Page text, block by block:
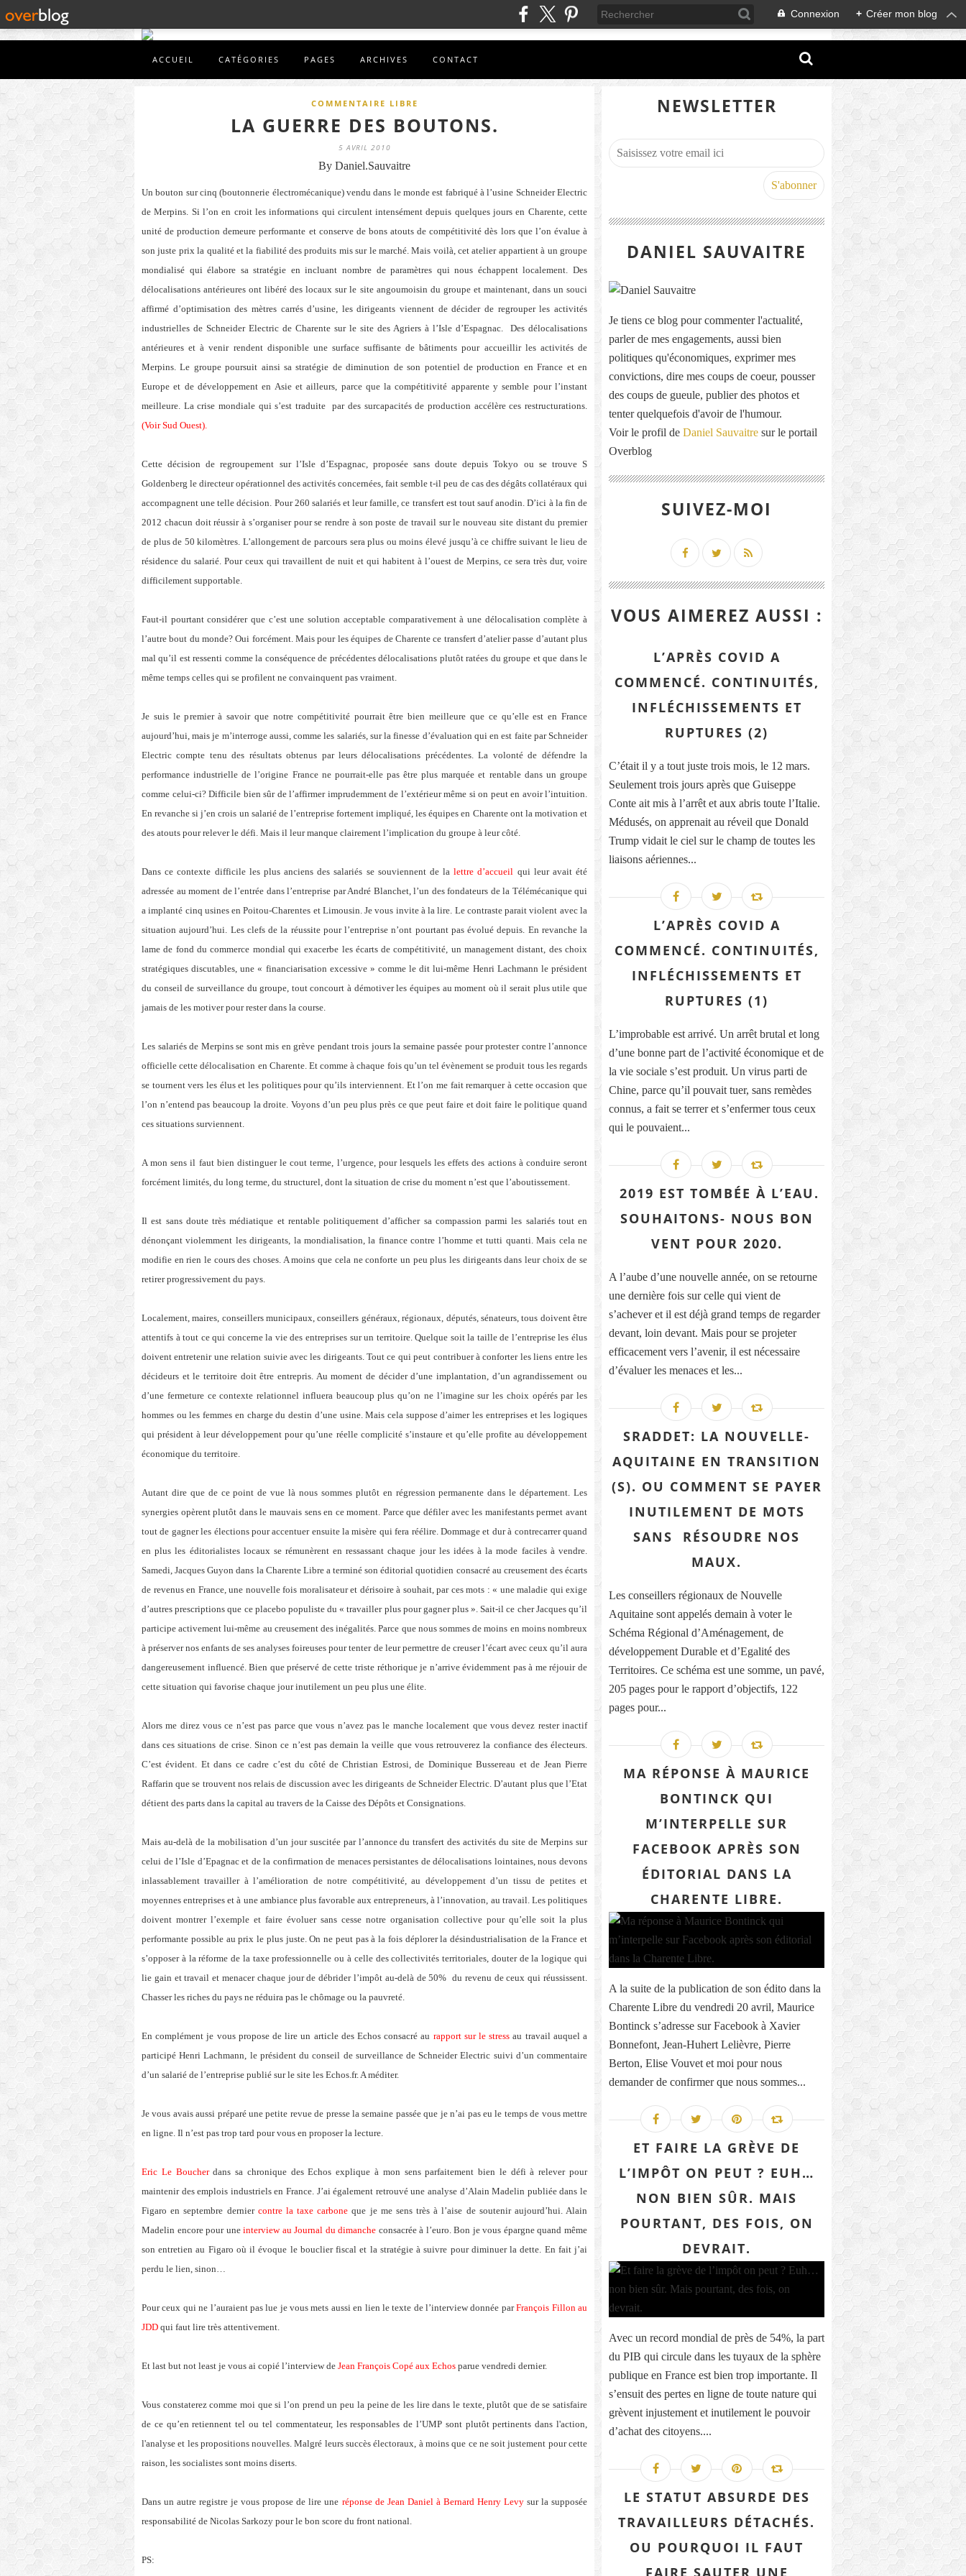
Connexion + Créer mon blog
ACCUEIL CATÉGORIES PAGES ARCHIVES CONTACT
COMMENTAIRE LIBRE
LA GUERRE DES BOUTONS.
5 AVRIL 2010
By Daniel.Sauvaitre
Un bouton sur cinq (boutonnerie électromécanique) vendu dans le monde est fabriqué à l’usine Schneider Electric
de Merpins. Si l’on en croit les informations qui circulent intensément depuis quelques jours en Charente, cette
unité de production demeure performante et conserve de bons atouts de compétitivité dès lors que l’on évalue à
son juste prix la qualité et la fiabilité des produits mis sur le marché. Mais voilà, cet atelier appartient à un groupe
mondialisé qui élabore sa stratégie en incluant nombre de paramètres qui nous échappent localement. Des
délocalisations antérieures ont libéré des locaux sur le site angoumoisin du groupe et maintenant, dans un souci
affirmé d’optimisation des mètres carrés d’usine, les dirigeants viennent de décider de regrouper les activités
industrielles de Schneider Electric de Charente sur le site des Agriers à l’Isle d’Espagnac.
Des délocalisations
antérieures et à venir rendent disponible une surface suffisante de bâtiments pour accueillir les activités de
Merpins. Le groupe poursuit ainsi sa stratégie de diminution de son potentiel de production en France et en
Europe et de développement en Asie et ailleurs, parce que la compétitivité apparente y semble pour l’instant
meilleure. La crise mondiale qui s’est traduite
par des surcapacités de production accélère ces restructurations.
(Voir Sud Ouest).
Cette décision de regroupement sur l’Isle d’Espagnac, proposée sans doute depuis Tokyo ou se trouve S
Goldenberg le directeur opérationnel des activités concernées, fait semble t-il peu de cas des dégâts collatéraux qui
accompagnent une telle décision. Pour 260 salariés et leur famille, ce transfert est tout sauf anodin. D’ici à la fin de
2012 chacun doit réussir à s’organiser pour se rendre à son poste de travail sur le nouveau site distant du premier
de plus de 50 kilomètres. L’allongement de parcours sera plus ou moins élevé jusqu’à ce chiffre suivant le lieu de
résidence du salarié. Pour ceux qui travaillent de nuit et qui habitent à l’ouest de Merpins, ce sera très dur, voire
difficilement supportable.
Faut-il pourtant considérer que c’est une solution acceptable comparativement à une délocalisation complète à
l’autre bout du monde? Oui forcément. Mais pour les équipes de Charente ce transfert d’atelier passe d’autant plus
mal qu’il est ressenti comme la conséquence de précédentes délocalisations plutôt ratées du groupe et que dans le
même temps celles qui se profilent ne convainquent pas vraiment.
Je suis le premier à savoir que notre compétitivité pourrait être bien meilleure que ce qu’elle est en France
aujourd’hui, mais je m’interroge aussi, comme les salariés, sur la finesse d’évaluation qui en est faite par Schneider
Electric compte tenu des résultats obtenus par leurs délocalisations précédentes. La volonté de défendre la
performance industrielle de l’origine France ne pourrait-elle pas être plus marquée et rentable dans un groupe
comme celui-ci? Difficile bien sûr de l’affirmer imprudemment de l’extérieur même si on peut en avoir l’intuition.
En revanche si j’en crois un salarié de l’entreprise fortement impliqué, les équipes en Charente ont la motivation et
des atouts pour relever le défi. Mais il leur manque clairement l’implication du groupe à leur côté.
Dans ce contexte difficile les plus anciens des salariés se souviennent de lalettre d’accueil qui leur avait été
adressée au moment de l’entrée dans l’entreprise par André Blanchet, l’un des fondateurs de la Télémécanique qui
a implanté cinq usines en Poitou-Charentes et Limousin. Je vous invite à la lire. Le contraste parait violent avec la
situation aujourd’hui. Les clefs de la réussite pour l’entreprise n’ont pourtant pas évolué depuis. En revanche la
lame de fond du commerce mondial qui exacerbe les écarts de compétitivité, un management distant, des choix
stratégiques discutables, une « financiarisation excessive » comme le dit lui-même Henri Lachmann le président
du conseil de surveillance du groupe, tout concourt à démotiver les équipes au moment où il serait plus utile que
jamais de les motiver pour rester dans la course.
Les salariés de Merpins se sont mis en grève pendant trois jours la semaine passée pour protester contre l’annonce
officielle cette délocalisation en Charente. Et comme à chaque fois qu’un tel évènement se produit tous les regards
se tournent vers les élus et les politiques pour qu’ils interviennent. Et l’on me fait remarquer à cette occasion que
l’on n’entend pas beaucoup la droite. Voyons d’un peu plus près ce que peut faire et doit faire le politique quand
ces situations surviennent.
A mon sens il faut bien distinguer le cout terme, l’urgence, pour lesquels les effets des actions à conduire seront
forcément limités, du long terme, du structurel, dont la situation de crise du moment n’est que l’aboutissement.
Il est sans doute très médiatique et rentable politiquement d’afficher sa compassion parmi les salariés tout en
dénonçant violemment les dirigeants, la mondialisation, la finance contre l’homme et tutti quanti. Mais cela ne
modifie en rien le cours des choses. A moins que cela ne conforte un peu plus les dirigeants dans leur choix de se
retirer progressivement du pays.
Localement, maires, conseillers municipaux, conseillers généraux, régionaux, députés, sénateurs, tous doivent être
attentifs à tout ce qui concerne la vie des entreprises sur un territoire. Quelque soit la taille de l’entreprise les élus
doivent entretenir une relation suivie avec les dirigeants. Tout ce qui peut contribuer à conforter les liens entre les
décideurs et le territoire doit être entrepris. Au moment de décider d’une implantation, d’un agrandissement ou
d’une fermeture ce contexte relationnel influera beaucoup plus qu’on ne l’imagine sur les choix opérés par les
hommes ou les femmes en charge du destin d’une usine. Mais cela suppose d’aimer les entreprises et les logiques
qui président à leur développement pour qu’une réelle complicité s’instaure et qu’elle profite au développement
économique du territoire.
Autant dire que de ce point de vue là nous sommes plutôt en régression permanente dans le département. Les
synergies opèrent plutôt dans le mauvais sens en ce moment. Parce que défiler avec les manifestants permet avant
tout de gagner les élections pour accentuer ensuite la misère qui fera réélire. Dommage et dur à contrecarrer quand
en plus les éditorialistes locaux se rémunèrent en ressassant chaque jour les idées à la mode faciles à vendre.
Samedi, Jacques Guyon dans la Charente Libre a terminé son éditorial quotidien consacré au creusement des écarts
de revenus en France, une nouvelle fois moralisateur et dérisoire à souhait, par ces mots : « une maladie qui exige
d’autres prescriptions que ce placebo populiste du « travailler plus pour gagner plus ». Sait-il ce cher Jacques qu’il
participe activement lui-même au creusement des inégalités. Parce que nous sommes de moins en moins nombreux
à préserver nos enfants de ses analyses foireuses pour tenter de leur permettre de creuser l’écart avec ceux qu’il aura
dangereusement influencé. Bien que préservé de cette triste réthorique je n’arrive évidemment pas à me réjouir de
cette situation qui favorise chaque jour inutilement un peu plus une élite.
Alors me direz vous ce n’est pas parce que vous n’avez pas le manche localement que vous devez rester inactif
dans ces situations de crise. Sinon ce n’est pas demain la veille que vous retrouverez la confiance des électeurs.
C’est évident. Et dans ce cadre c’est du côté de Christian Estrosi, de Dominique Bussereau et de Jean Pierre
Raffarin que se trouvent nos relais de discussion avec les dirigeants de Schneider Electric. D’autant plus que l’Etat
détient des parts dans la capital au travers de la Caisse des Dépôts et Consignations.
Mais au-delà de la mobilisation d’un jour suscitée par l’annonce du transfert des activités du site de Merpins sur
celui de l’Isle d’Epagnac et de la confirmation de menaces persistantes de délocalisations lointaines, nous devons
inlassablement travailler à l’amélioration de notre compétitivité, au développement d’un tissu de petites et
moyennes entreprises et à une ambiance plus favorable aux entrepreneurs, à l’innovation, au travail. Les politiques
doivent montrer l’exemple et faire évoluer sans cesse notre organisation collective pour qu’elle soit la plus
performante possible au prix le plus juste. On ne peut pas à la fois déplorer la désindustrialisation de la France et
s’opposer à la réforme de la taxe professionnelle ou à celle des collectivités territoriales, douter de la logique qui
lie gain et travail et menacer chaque jour de débrider l’impôt au-delà de 50% du revenu de ceux qui réussissent.
Chasser les riches du pays ne réduira pas le chômage ou la pauvreté.
En complément je vous propose de lire un article des Echos consacré au rapport sur le stress au travail auquel a
participé Henri Lachmann, le président du conseil de surveillance de Schneider Electric suivi d’un commentaire
d’un salarié de l’entreprise publié sur le site les Echos.fr. A méditer.
Je vous avais aussi préparé une petite revue de presse la semaine passée que je n’ai pas eu le temps de vous mettre
en ligne. Il n’est pas trop tard pour vous en proposer la lecture.
Eric Le Boucherdans sa chronique des Echos explique à mon sens parfaitement bien le défi à relever pour
maintenir des emplois industriels en France. J’ai également retrouvé une analyse d’Alain Madelin publiée dans le
Figaro en septembre dernier contre la taxe carbone que je me sens très à l’aise de soutenir aujourd’hui. Alain
Madelin encore pour uneinterview au Journal du dimanche consacrée à l’euro. Bon je vous épargne quand même
son entretien au Figaro où il évoque le bouclier fiscal et la stratégie à suivre pour diminuer la dette. En fait j’ai
perdu le lien, sinon…
Pour ceux qui ne l’auraient pas lue je vous mets aussi en lien le texte de l’interview donnée parFrançois Fillon au
JDD qui faut lire très attentivement.
Et last but not least je vous ai copié l’interview de Jean François Copé aux Echos parue vendredi dernier.
Vous constaterez comme moi que si l’on prend un peu la peine de les lire dans le texte, plutôt que de se satisfaire
de ce qu’en retiennent tel ou tel commentateur, les responsables de l’UMP sont plutôt pertinents dans l'action,
l'analyse et les propositions nouvelles. Malgré leurs succès électoraux, à moins que ce ne soit justement pour cette
raison, les socialistes sont moins diserts.
Dans un autre registre je vous propose de lire une réponse de Jean Daniel à Bernard Henry Levysur la supposée
responsabilité de Nicolas Sarkozy pour le bon score du front national.
PS:
NEWSLETTER
DANIEL SAUVAITRE
Je tiens ce blog pour commenter l'actualité,
parler de mes engagements, aussi bien
politiques qu'économiques, exprimer mes
convictions, dire mes coups de coeur, pousser
des coups de gueule, publier des photos et
tenter quelquefois d'avoir de l'humour.
Voir le profil de Daniel Sauvaitre sur le portail
Overblog
SUIVEZ-MOI
VOUS AIMEREZ AUSSI :
L’APRÈS COVID A
COMMENCÉ. CONTINUITÉS,
INFLÉCHISSEMENTS ET
RUPTURES (2)
C’était il y a tout juste trois mois, le 12 mars.
Seulement trois jours après que Guiseppe
Conte ait mis à l’arrêt et aux abris toute l’Italie.
Médusés, on apprenait au réveil que Donald
Trump vidait le ciel sur le champ de toutes les
liaisons aériennes...
L’APRÈS COVID A
COMMENCÉ. CONTINUITÉS,
INFLÉCHISSEMENTS ET
RUPTURES (1)
L’improbable est arrivé. Un arrêt brutal et long
d’une bonne part de l’activité économique et de
la vie sociale s’est produit. Un virus parti de
Chine, parce qu’il pouvait tuer, sans remèdes
connus, a fait se terrer et s’enfermer tous ceux
qui le pouvaient...
2019 EST TOMBÉE À L’EAU.
SOUHAITONS- NOUS BON
VENT POUR 2020.
A l’aube d’une nouvelle année, on se retourne
une dernière fois sur celle qui vient de
s’achever et il est déjà grand temps de regarder
devant, loin devant. Mais pour se projeter
efficacement vers l’avenir, il est nécessaire
d’évaluer les menaces et les...
SRADDET: LA NOUVELLE-
AQUITAINE EN TRANSITION
(S). OU COMMENT SE PAYER
INUTILEMENT DE MOTS
SANS RÉSOUDRE NOS
MAUX.
Les conseillers régionaux de Nouvelle
Aquitaine sont appelés demain à voter le
Schéma Régional d’Aménagement, de
développement Durable et d’Egalité des
Territoires. Ce schéma est une somme, un pavé,
205 pages pour le rapport d’objectifs, 122
pages pour...
MA RÉPONSE À MAURICE
BONTINCK QUI
M’INTERPELLE SUR
FACEBOOK APRÈS SON
ÉDITORIAL DANS LA
CHARENTE LIBRE.
A la suite de la publication de son édito dans la
Charente Libre du vendredi 20 avril, Maurice
Bontinck s’adresse sur Facebook à Xavier
Bonnefont, Jean-Huhert Lelièvre, Pierre
Berton, Elise Vouvet et moi pour nous
demander de confirmer que nous sommes...
ET FAIRE LA GRÈVE DE
L’IMPÔT ON PEUT ? EUH…
NON BIEN SÛR. MAIS
POURTANT, DES FOIS, ON
DEVRAIT.
Avec un record mondial de près de 54%, la part
du PIB qui circule dans les tuyaux de la sphère
publique en France est bien trop importante. Il
s’ensuit des pertes en ligne de toute nature qui
grèvent injustement et inutilement le pouvoir
d’achat des citoyens....
LE STATUT ABSURDE DES
TRAVAILLEURS DÉTACHÉS.
OU POURQUOI IL FAUT
FAIRE SAUTER UNE